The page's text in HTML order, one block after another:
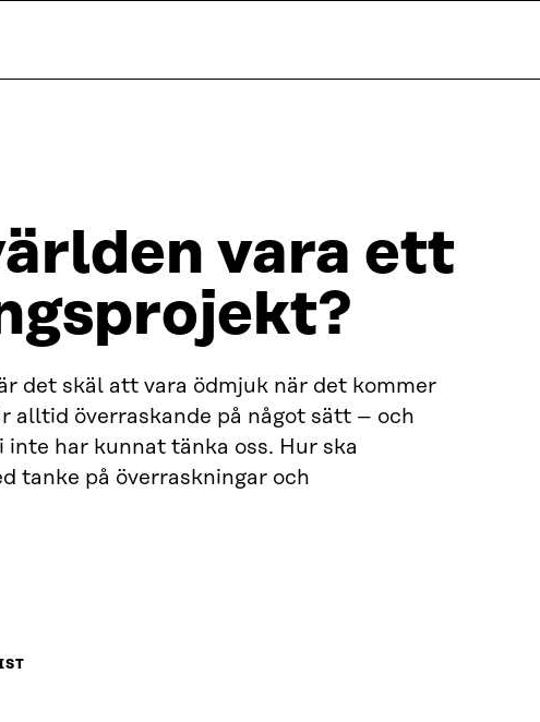
vara ett
det skäl att vara ödmjuk när det kommer
alltid överraskande på något sätt – och
inte har kunnat tänka oss. Hur ska
tanke på överraskningar och